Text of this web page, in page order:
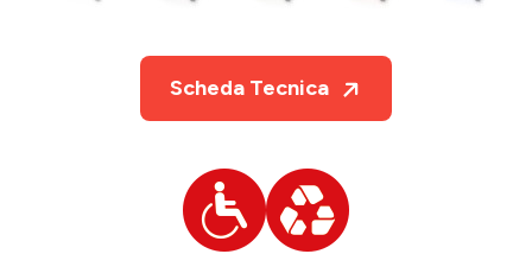
Scheda Tecnica